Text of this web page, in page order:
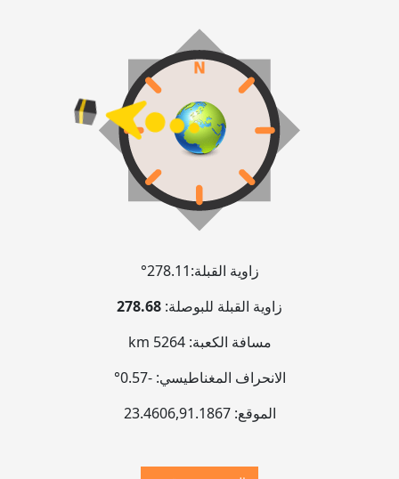
زاوية القبلة:278.11°
زاوية القبلة للبوصلة: 278.68
مسافة الكعبة:5264 km
الانحراف المغناطيسي:-0.57°
الموقع:
23.4606,91.1867